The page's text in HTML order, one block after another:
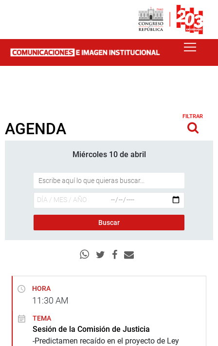
AGENDA
FILTRAR
Miércoles 10 de abril
HORA
11:30 AM
TEMA
Sesión de la Comisión de Justicia
-Predictamen recaído en el proyecto de Ley